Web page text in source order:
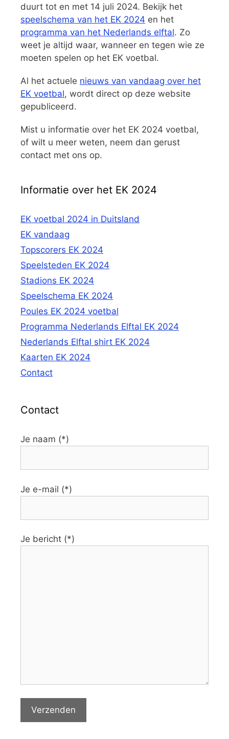
duurt tot en met 14 juli 2024. Bekijk het
speelschema van het EK 2024 en het
programma van het Nederlands elftal. Zo
weet je altijd waar, wanneer en tegen wie ze
moeten spelen op het EK voetbal.
Al het actuele nieuws van vandaag over het
EK voetbal, wordt direct op deze website
gepubliceerd.
Mist u informatie over het EK 2024 voetbal,
of wilt u meer weten, neem dan gerust
contact met ons op.
Informatie over het EK 2024
EK voetbal 2024 in Duitsland
EK vandaag
Topscorers EK 2024
Speelsteden EK 2024
Stadions EK 2024
Speelschema EK 2024
Poules EK 2024 voetbal
Programma Nederlands Elftal EK 2024
Nederlands Elftal shirt EK 2024
Kaarten EK 2024
Contact
Contact
Je naam (*)
Je e-mail (*)
Je bericht (*)